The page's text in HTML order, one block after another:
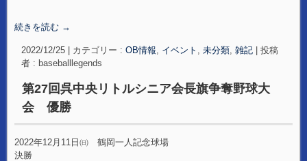
続きを読む →
2022/12/25 | カテゴリー : OB情報 イベント 未分類 雑記 | 投稿
者 : baseballlegends
第27回呉中央リトルシニア会長旗争奪野球大
会 優勝
2022年12月11日㈰ 鶴岡一人記念球場
決勝